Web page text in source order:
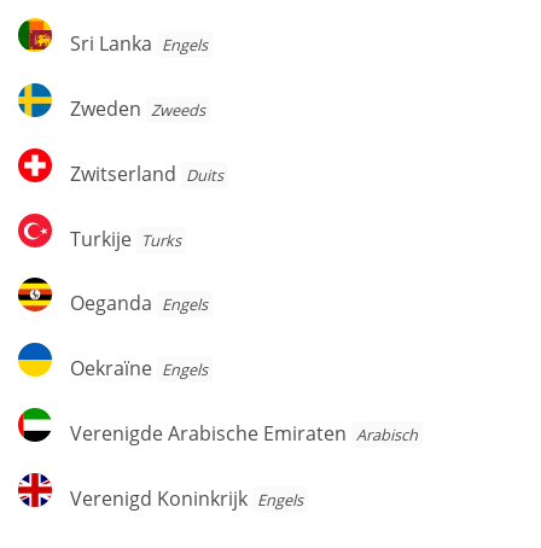
Sri
Lanka
Sri Lanka Engels
Zweden
Zweden Zweeds
Zwitserland
Zwitserland Duits
Turkije
Turkije Turks
Oeganda
Oeganda Engels
Oekraïne
Oekraïne Engels
Verenigde
Arabische
Verenigde Arabische Emiraten Arabisch
Verenigd
Koninkrijk
Verenigd Koninkrijk Engels